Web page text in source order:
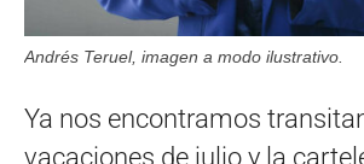
Andrés Teruel, imagen a modo ilustrativo.
Ya nos encontramos
vacaciones de julio y la